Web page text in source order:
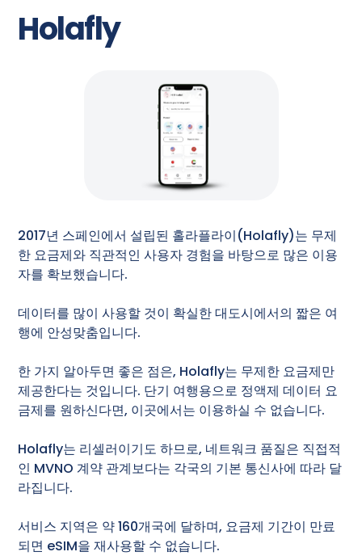
Holafly
2017년 스페인에서 설립된 홀라플라이(Holafly)는 무제
한 요금제와 직관적인 사용자 경험을 바탕으로 많은 이용
자를 확보했습니다.
데이터를 많이 사용할 것이 확실한 대도시에서의 짧은 여
행에 안성맞춤입니다.
한 가지 알아두면 좋은 점은, Holafly는 무제한 요금제만
제공한다는 것입니다. 단기 여행용으로 정액제 데이터 요
금제를 원하신다면, 이곳에서는 이용하실 수 없습니다.
Holafly는 리셀러이기도 하므로, 네트워크 품질은 직접적
인 MVNO 계약 관계보다는 각국의 기본 통신사에 따라 달
라집니다.
서비스 지역은 약 160개국에 달하며, 요금제 기간이 만료
되면 eSIM을 재사용할 수 없습니다.